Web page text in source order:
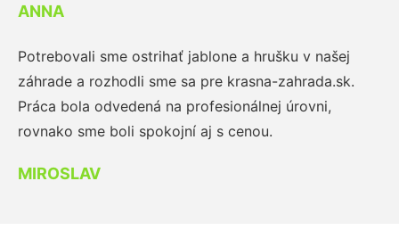
ANNA
Potrebovali sme ostrihať jablone a hrušku v našej
záhrade a rozhodli sme sa pre krasna-zahrada.sk.
Práca bola odvedená na profesionálnej úrovni,
rovnako sme boli spokojní aj s cenou.
MIROSLAV